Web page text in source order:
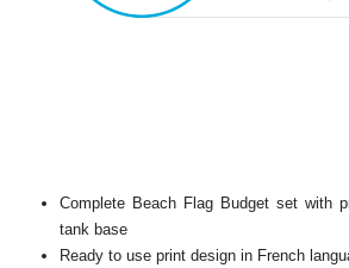
Complete Beach Flag Budget set with
tank base
Ready to use print design in French